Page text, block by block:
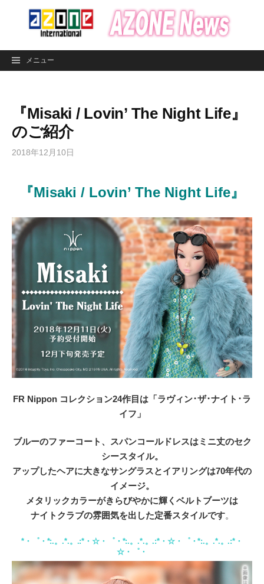
ン
メニュー
『Misaki / Lovin’ The Night Life』
のご紹介
2018年12月10日
『Misaki / Lovin’ The Night Life』
FR Nippon コレクション24作目は「ラヴィン･ザ･ナイト･ラ
イフ」
ブルーのファーコート、スパンコールドレスはミニ丈のセク
シースタイル。
アップしたヘアに大きなサングラスとイアリングは70年代の
イメージ。
メタリックカラーがきらびやかに輝くベルトブーツは
ナイトクラブの雰囲気を出した定番スタイルです。
*・゜・*:.。.*.。.:*・☆・゜・*:.。.*.。.:*・☆・゜・*:.。.*.。.:*・
☆・゜・